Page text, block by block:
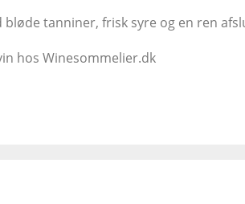
tanniner, frisk syre og en ren
hos Winesommelier.dk